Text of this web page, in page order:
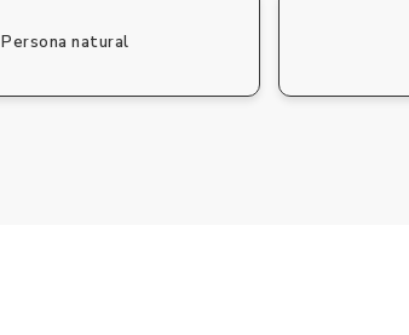
Persona natural